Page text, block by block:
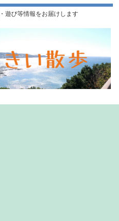
遊び等情報をお届けします